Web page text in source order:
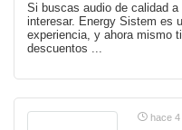
Si buscas audio de calidad
interesar. Energy Sistem es
experiencia, y ahora mismo
descuentos ...
hace